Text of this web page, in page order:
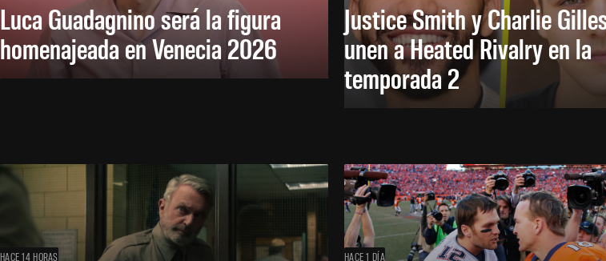
Luca Guadagnino será la figura
homenajeada en Venecia 2026
Justice Smith y Charlie
unen a Heated Rivalry en la
temporada 2
HACE 14 HORAS HACE 1 DÍA